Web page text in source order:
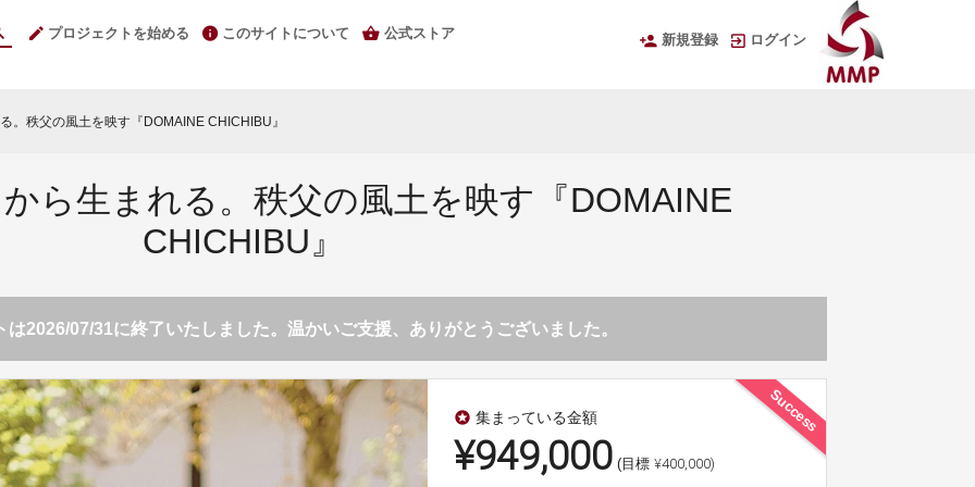
プロジェクトを始める このサイトについて 公式ストア 新規登録 ログイン
。秩父の風土を映す『DOMAINE CHICHIBU』
ら生まれる。秩父の風土を映す『DOMAINE
CHICHIBU』
は2026/07/31に終了いたしました。温かいご支援、ありがとうございました。
Success
stars 集まっている金額
¥949,000 (目標 ¥400,000)